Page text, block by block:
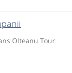
Olteanu Tour